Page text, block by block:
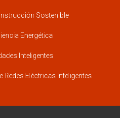
Sostenible
Energética
Inteligentes
Redes Eléctricas Inteligentes